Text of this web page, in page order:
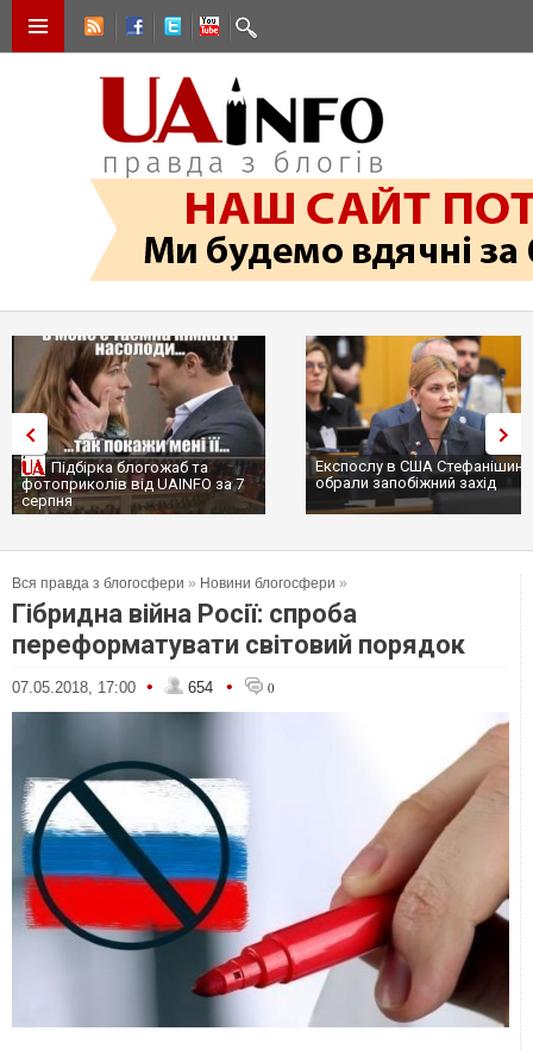
Експослу в США Стефанішиній
обрали запобіжний захід
Трамп не передасть
сотні ракет до Patriot, бо
...
Вся правда з блогосфери » Новини блогосфери »
Гібридна війна Росії: спроба
переформатувати світовий порядок
07.05.2018, 17:00 • 654 • 0